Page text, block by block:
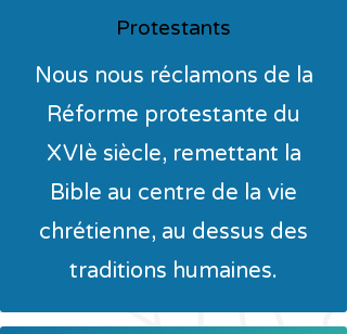
Protestants
Nous nous réclamons de la
Réforme protestante du
XVIè siècle, remettant la
Bible au centre de la vie
chrétienne, au dessus des
traditions humaines.